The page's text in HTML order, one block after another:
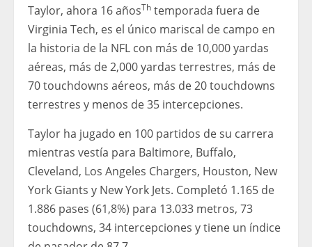
Taylor, ahora 16 añosTh temporada fuera de
Virginia Tech, es el único mariscal de campo en
la historia de la NFL con más de 10,000 yardas
aéreas, más de 2,000 yardas terrestres, más de
70 touchdowns aéreos, más de 20 touchdowns
terrestres y menos de 35 intercepciones.
Taylor ha jugado en 100 partidos de su carrera
mientras vestía para Baltimore, Buffalo,
Cleveland, Los Angeles Chargers, Houston, New
York Giants y New York Jets. Completó 1.165 de
1.886 pases (61,8%) para 13.033 metros, 73
touchdowns, 34 intercepciones y tiene un índice